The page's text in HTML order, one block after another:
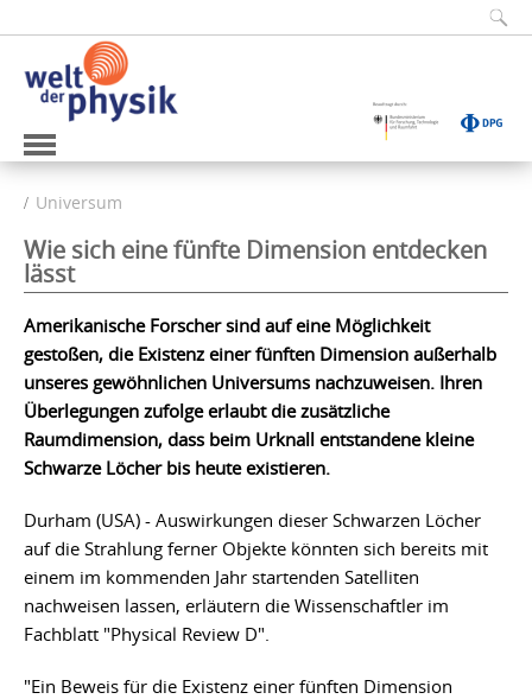
Universum
Wie sich eine fünfte Dimension entdecken
lässt
Amerikanische Forscher sind auf eine Möglichkeit
gestoßen, die Existenz einer fünften Dimension außerhalb
unseres gewöhnlichen Universums nachzuweisen. Ihren
Überlegungen zufolge erlaubt die zusätzliche
Raumdimension, dass beim Urknall entstandene kleine
Schwarze Löcher bis heute existieren.
Durham (USA) - Auswirkungen dieser Schwarzen Löcher
auf die Strahlung ferner Objekte könnten sich bereits mit
einem im kommenden Jahr startenden Satelliten
nachweisen lassen, erläutern die Wissenschaftler im
Fachblatt "Physical Review D".
"Ein Beweis für die Existenz einer fünften Dimension